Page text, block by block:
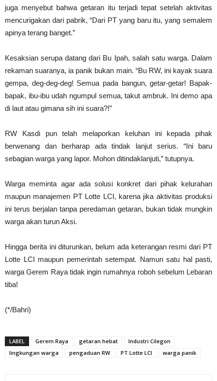
juga menyebut bahwa getaran itu terjadi tepat setelah aktivitas
mencurigakan dari pabrik, “Dari PT yang baru itu, yang semalem
apinya terang banget.”
Kesaksian serupa datang dari Bu Ipah, salah satu warga. Dalam
rekaman suaranya, ia panik bukan main. “Bu RW, ini kayak suara
gempa, deg-deg-deg! Semua pada bangun, getar-getar! Bapak-
bapak, ibu-ibu udah ngumpul semua, takut ambruk. Ini demo apa
di laut atau gimana sih ini suara?!”
RW Kasdi pun telah melaporkan keluhan ini kepada pihak
berwenang dan berharap ada tindak lanjut serius. “Ini baru
sebagian warga yang lapor. Mohon ditindaklanjuti,” tutupnya.
Warga meminta agar ada solusi konkret dari pihak kelurahan
maupun manajemen PT Lotte LCI, karena jika aktivitas produksi
ini terus berjalan tanpa peredaman getaran, bukan tidak mungkin
warga akan turun Aksi.
Hingga berita ini diturunkan, belum ada keterangan resmi dari PT
Lotte LCI maupun pemerintah setempat. Namun satu hal pasti,
warga Gerem Raya tidak ingin rumahnya roboh sebelum Lebaran
tiba!
(*/Bahri)
LABEL Gerem Raya getaran hebat
Industri Cilegon
lingkungan warga
pengaduan RW PT Lotte LCI warga panik